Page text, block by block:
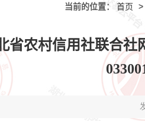
当前的位置： 首页 >
省农村信用社联合